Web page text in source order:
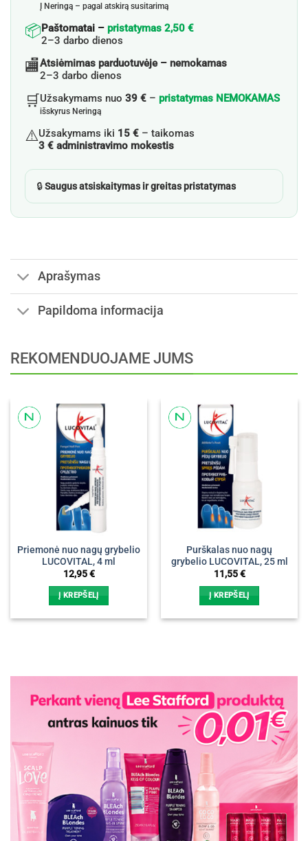
Į Neringą – pagal atskirą susitarimą
📦Paštomatai – pristatymas 2,50 €
2–3 darbo dienos
🏬Atsiėmimas parduotuvėje – nemokamas
2–3 darbo dienos
🛒Užsakymams nuo 39 € – pristatymas NEMOKAMAS
išskyrus Neringą
⚠️Užsakymams iki 15 € – taikomas
3 € administravimo mokestis
🔒Saugus atsiskaitymas ir greitas pristatymas
Aprašymas
Papildoma informacija
REKOMENDUOJAME JUMS
Priemonė nuo nagų grybelio
LUCOVITAL, 4 ml
12,95€
Į KREPŠELĮ
Purškalas nuo nagų
grybelio LUCOVITAL, 25 ml
11,55€
Į KREPŠELĮ